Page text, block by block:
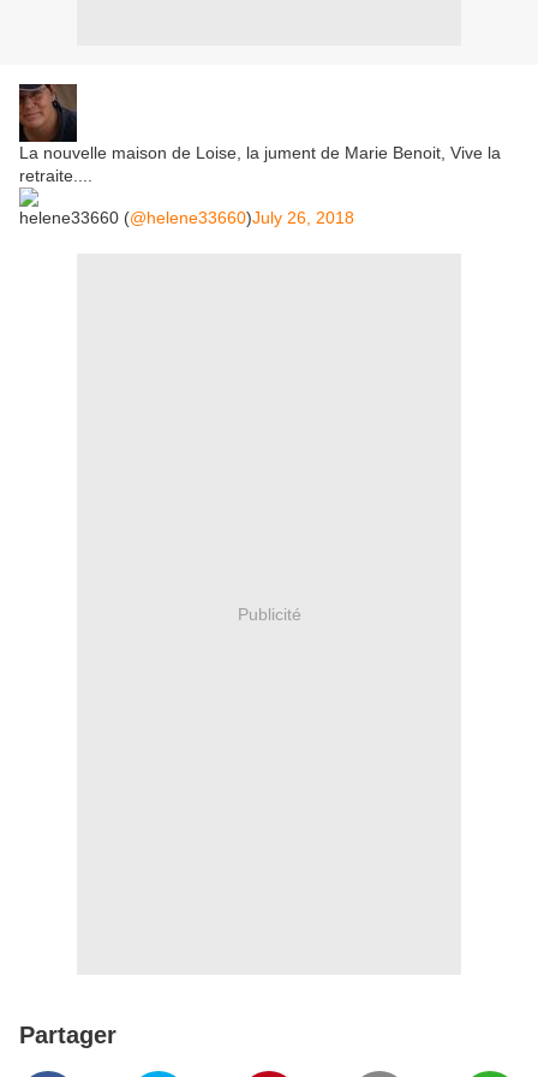
La nouvelle maison de Loise, la jument de Marie Benoit, Vive la
retraite....
helene33660 (@helene33660)July 26, 2018
Publicité
Partager